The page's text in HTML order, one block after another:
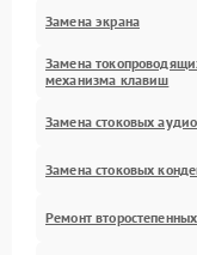
Замена экрана
Замена
механизма клавиш
Замена стоковых
Замена стоковых
Ремонт